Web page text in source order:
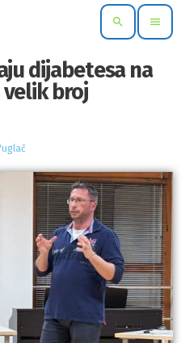
search menu
dijabetesa na
broj